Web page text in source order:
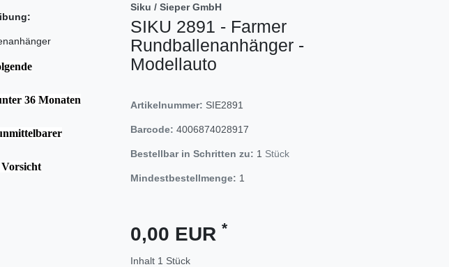
36 Monaten
Siku / Sieper GmbH
SIKU 2891 - Farmer
Rundballenanhänger -
Modellauto
Artikelnummer: SIE2891
Barcode: 4006874028917
Bestellbar in Schritten zu: 1 Stück
Mindestbestellmenge: 1
0,00 EUR *
Inhalt 1 Stück